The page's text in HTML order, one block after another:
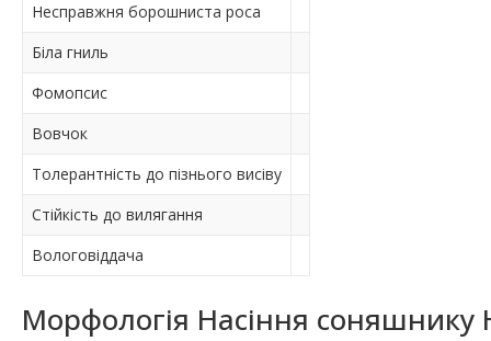
Hесправжня борошниста роса
Біла гниль
Фомопсис
Вовчок
Толерантність до пізнього висіву
Стійкість до вилягання
Вологовіддача
Морфологія Насіння